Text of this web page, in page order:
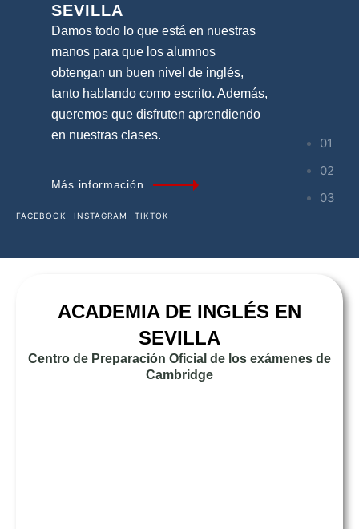
SEVILLA
Damos todo lo que está en nuestras
manos para que los alumnos
obtengan un buen nivel de inglés,
tanto hablando como escrito. Además,
queremos que disfruten aprendiendo
en nuestras clases.
Más información
FACEBOOK INSTAGRAM TIKTOK
ACADEMIA DE INGLÉS EN
SEVILLA
Centro de Preparación Oficial de los exámenes de
Cambridge